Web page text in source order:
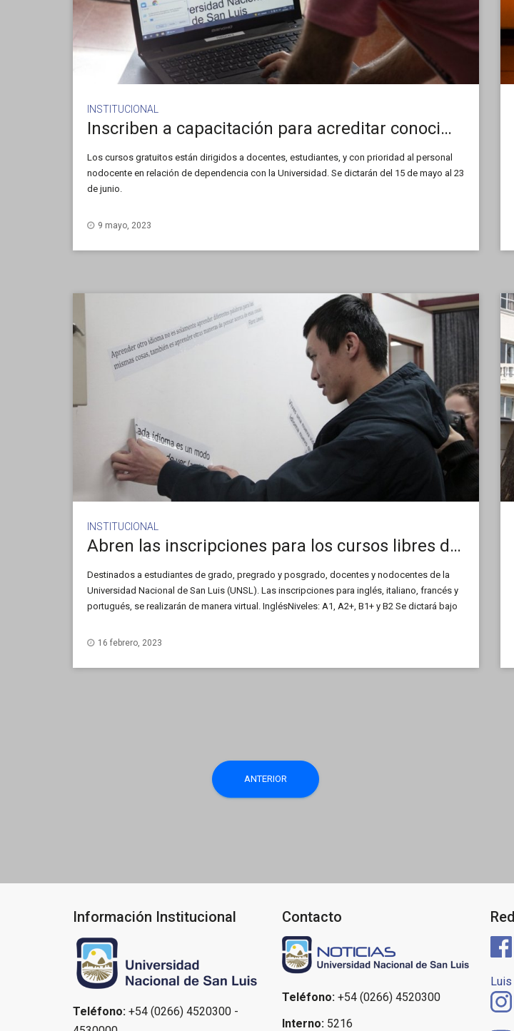
INSTITUCIONAL
Inscriben a capacitación para acreditar conocimientos en computación
Los cursos gratuitos están dirigidos a docentes, estudiantes, y con prioridad al personal
nodocente en relación de dependencia con la Universidad. Se dictarán del 15 de mayo al 23
de junio.
9 mayo, 2023
INSTITUCIONAL
Abren las inscripciones para los cursos libres de lenguas
Destinados a estudiantes de grado, pregrado y posgrado, docentes y nodocentes de la
Universidad Nacional de San Luis (UNSL). Las inscripciones para inglés, italiano, francés y
portugués, se realizarán de manera virtual. InglésNiveles: A1, A2+, B1+ y B2 Se dictará bajo
16 febrero, 2023
Navegación
de
ANTERIOR
Información Institucional
Teléfono: +54 (0266) 4520300 -
Contacto
Teléfono:+54 (0266) 4520300
Interno:5216
Luis